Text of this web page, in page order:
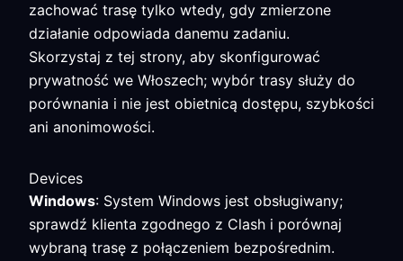
zachować trasę tylko wtedy, gdy zmierzone
działanie odpowiada danemu zadaniu.
Skorzystaj z tej strony, aby skonfigurować
prywatność we Włoszech; wybór trasy służy do
porównania i nie jest obietnicą dostępu, szybkości
ani anonimowości.
Devices
Windows: System Windows jest obsługiwany;
sprawdź klienta zgodnego z Clash i porównaj
wybraną trasę z połączeniem bezpośrednim.